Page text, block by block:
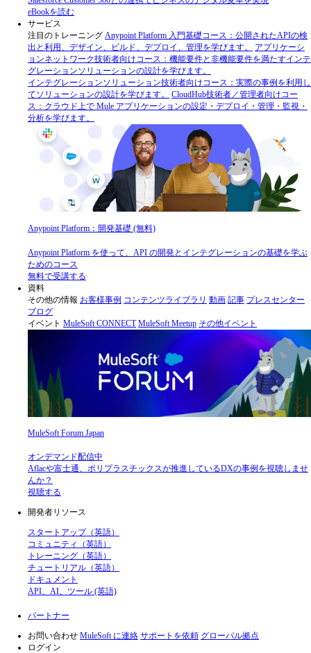
eBookを読む
サービス
注目のトレーニング Anypoint Platform 入門基礎コース：公開されたAPIの検
出と利用、デザイン、ビルド、デプロイ、管理を学びます。
アプリケーシ
ョンネットワーク技術者向けコース：機能要件と非機能要件を満たすインテ
グレーションソリューションの設計を学びます。
インテグレーションソリューション技術者向けコース：実際の事例を利用し
てソリューションの設計を学びます。
CloudHub技術者／管理者向けコー
ス：クラウド上で Mule アプリケーションの設定・デプロイ・管理・監視・
分析を学びます。
Anypoint Platform：開発基礎 (無料)
Anypoint Platform を使って、API の開発とインテグレーションの基礎を学ぶ
ためのコース
無料で受講する
資料
その他の情報 お客様事例 コンテンツライブラリ 動画 記事 プレスセンター
ブログ
イベント MuleSoft CONNECT MuleSoft Meetup その他イベント
MuleSoft Forum Japan
オンデマンド配信中
Aflacや富士通、ポリプラスチックスが推進しているDXの事例を視聴しませ
んか？
視聴する
開発者リソース
スタートアップ（英語）
コミュニティ（英語）
トレーニング（英語）
チュートリアル（英語）
ドキュメント
API、AI、ツール (英語)
パートナー
お問い合わせ MuleSoft に連絡 サポートを依頼 グローバル拠点
ログイン